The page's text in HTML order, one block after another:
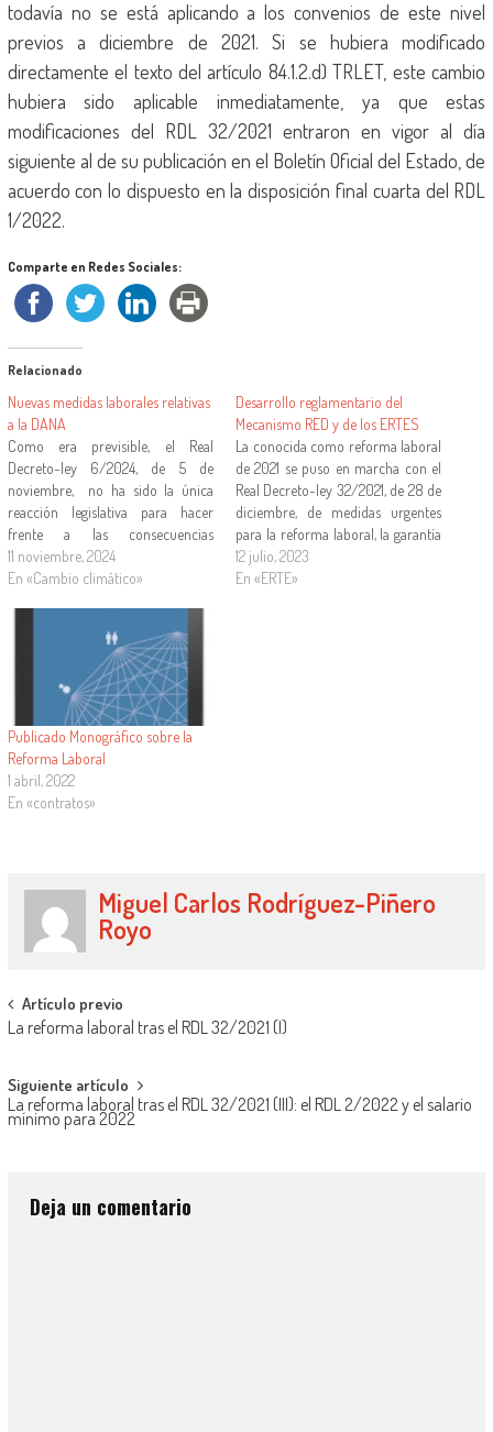
todavía no se está aplicando a los convenios de este nivel
previos a diciembre de 2021. Si se hubiera modificado
directamente el texto del artículo 84.1.2.d) TRLET, este cambio
hubiera sido aplicable inmediatamente, ya que estas
modificaciones del RDL 32/2021 entraron en vigor al día
siguiente al de su publicación en el Boletín Oficial del Estado, de
acuerdo con lo dispuesto en la disposición final cuarta del RDL
1/2022.
Comparte en Redes Sociales:
Relacionado
Nuevas medidas laborales relativas
a la DANA
Como era previsible, el Real
Decreto-ley 6/2024, de 5 de
noviembre, no ha sido la única
reacción legislativa para hacer
frente a las consecuencias
laborales de la terrible DANA de
Valencia. En el BOE de ayer 12 de
11 noviembre, 2024
En «Cambio climático»
Desarrollo reglamentario del
Mecanismo RED y de los ERTES
La conocida como reforma laboral
de 2021 se puso en marcha con el
Real Decreto-ley 32/2021, de 28 de
diciembre, de medidas urgentes
para la reforma laboral, la garantía
de la estabilidad en el empleo y la
transformación del mercado de
12 julio, 2023
En «ERTE»
Publicado Monográfico sobre la
Reforma Laboral
1 abril, 2022
En «contratos»
Miguel Carlos Rodríguez-Piñero
Royo
Artículo previo
La reforma laboral tras el RDL 32/2021 (I)
Siguiente artículo
La reforma laboral tras el RDL 32/2021 (III): el RDL 2/2022 y el salario
mínimo para 2022
Deja un comentario